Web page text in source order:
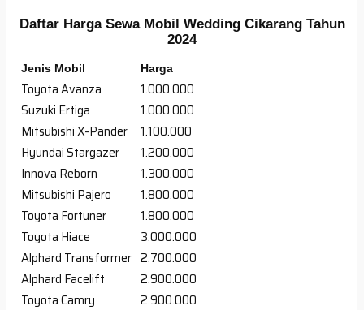
Daftar Harga Sewa Mobil Wedding Cikarang Tahun
2024
Jenis Mobil Harga
Toyota Avanza
1.000.000
Suzuki Ertiga
1.000.000
Mitsubishi X-Pander
1.100.000
Hyundai Stargazer
1.200.000
Innova Reborn
1.300.000
Mitsubishi Pajero
1.800.000
Toyota Fortuner
1.800.000
Toyota Hiace
3.000.000
Alphard Transformer 2.700.000
Alphard Facelift
2.900.000
Toyota Camry
2.900.000